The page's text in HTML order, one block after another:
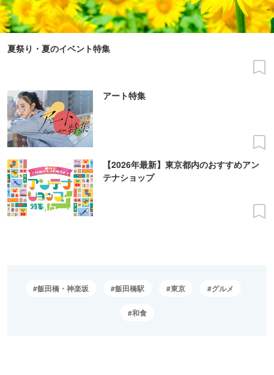
夏祭り・夏のイベント特集
アート特集
【2026年最新】東京都内のおすすめアン
テナショップ
飯田橋・神楽坂 飯田橋駅 東京 グルメ
和食